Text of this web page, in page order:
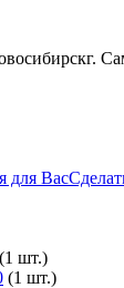
г.
для Вас
(1 шт.)
(1 шт.)